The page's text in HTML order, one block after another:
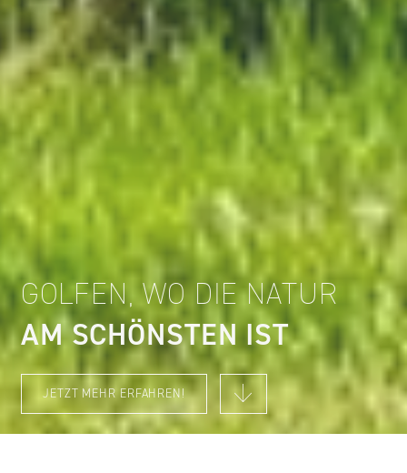
GOLFEN, WO DIE NATUR
AM SCHÖNSTEN IST
JETZT MEHR ERFAHREN!